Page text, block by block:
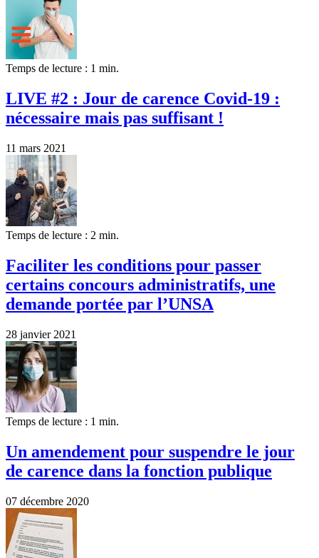
Temps de lecture : 1 min.
LIVE #2 : Jour de carence Covid-19 :
nécessaire mais pas suffisant !
11 mars 2021
Temps de lecture : 2 min.
Faciliter les conditions pour passer
certains concours administratifs, une
demande portée par l’UNSA
28 janvier 2021
Temps de lecture : 1 min.
Un amendement pour suspendre le jour
de carence dans la fonction publique
07 décembre 2020